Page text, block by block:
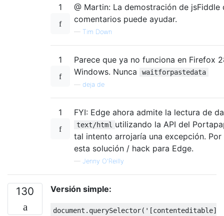
1
@ Martin: La demostración de jsFiddle
comentarios puede ayudar.
— Tim Down
1
Parece que ya no funciona en Firefox
Windows. Nunca
waitforpastedata
deja de
1 FYI: Edge ahora admite la lectura de
text/html utilizando la API del
tal intento arrojaría una excepción.
esta solución / hack para Edge.
— Jenny O'Reilly
130 Versión simple:
document . querySelector( '[contenteditable]'